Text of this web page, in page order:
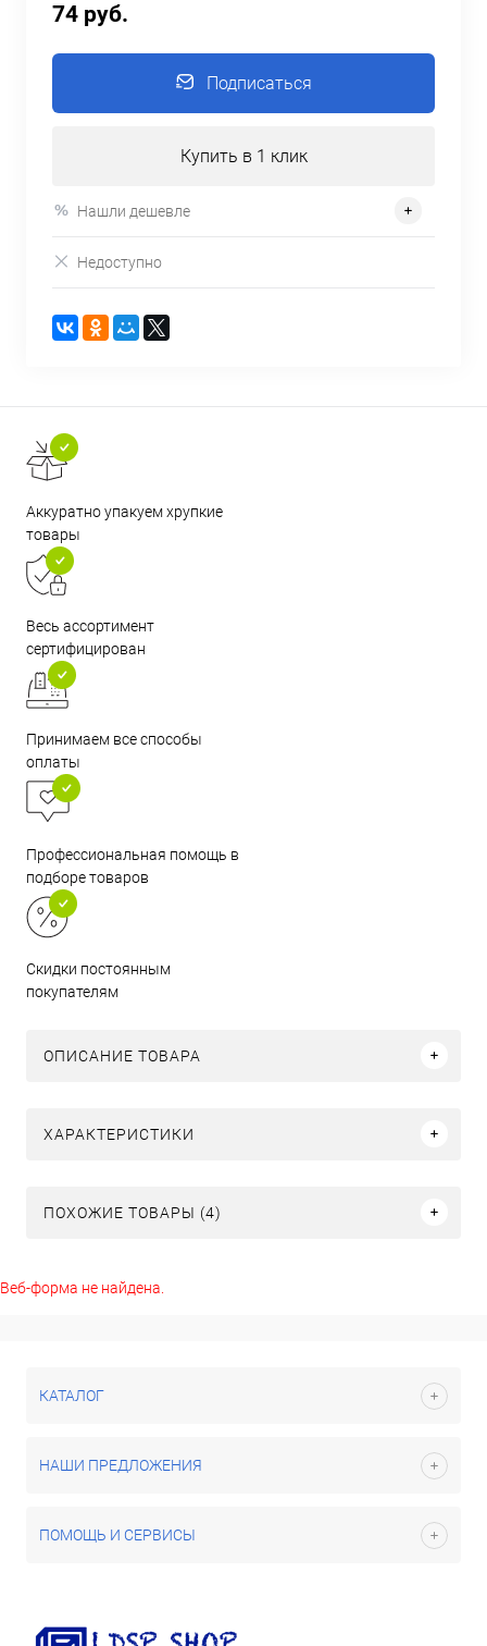
74 руб.
Подписаться
Купить в 1 клик
Нашли дешевле
Недоступно
Аккуратно упакуем хрупкие
товары
Весь ассортимент
сертифицирован
Принимаем все способы
оплаты
Профессиональная помощь в
подборе товаров
Скидки постоянным
покупателям
ОПИСАНИЕ ТОВАРА
ХАРАКТЕРИСТИКИ
ПОХОЖИЕ ТОВАРЫ (4)
Веб-форма не найдена.
КАТАЛОГ
НАШИ ПРЕДЛОЖЕНИЯ
ПОМОЩЬ И СЕРВИСЫ